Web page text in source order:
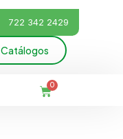
722 342 2429
Catálogos
0